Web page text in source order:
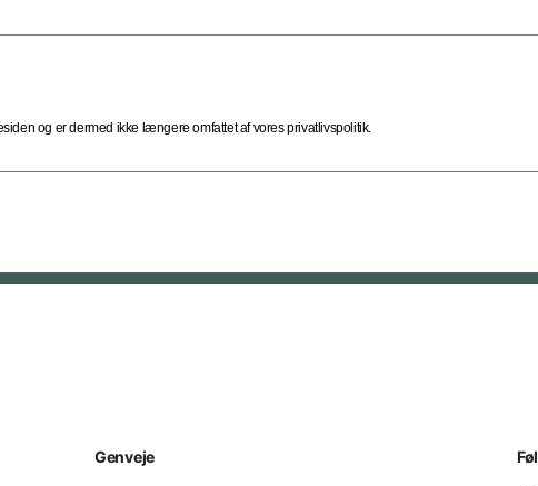
og er dermed ikke længere omfattet af vores privatlivspolitik.
Genveje